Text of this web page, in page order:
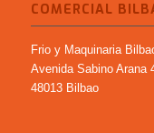
COMERCIAL
Frio y Maquinaria
Avenida Sabino Arana
48013 Bilbao